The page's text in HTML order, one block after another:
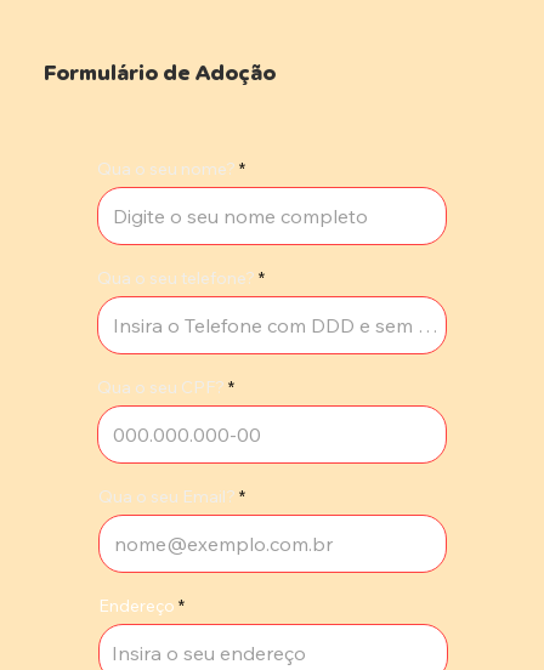
Formulário de Adoção
Qua o seu nome?
Qua o seu Email?
Qua o seu telefone?
Qua o seu CPF?
Endereço